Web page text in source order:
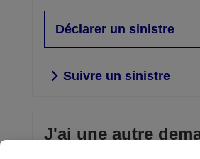
Déclarer un sinistre
Suivre un sinistre
J'ai une autre